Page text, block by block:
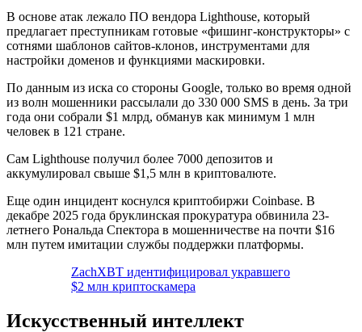
В основе атак лежало ПО вендора Lighthouse, который
предлагает преступникам готовые «фишинг-конструкторы» с
сотнями шаблонов сайтов-клонов, инструментами для
настройки доменов и функциями маскировки.
По данным из иска со стороны Google, только во время одной
из волн мошенники рассылали до 330 000 SMS в день. За три
года они собрали $1 млрд, обманув как минимум 1 млн
человек в 121 стране.
Сам Lighthouse получил более 7000 депозитов и
аккумулировал свыше $1,5 млн в криптовалюте.
Еще один инцидент коснулся криптобиржи Coinbase. В
декабре 2025 года бруклинская прокуратура обвинила 23-
летнего Рональда Спектора в мошенничестве на почти $16
млн путем имитации службы поддержки платформы.
ZachXBT идентифицировал укравшего
$2 млн криптоскамера
Искусственный интеллект